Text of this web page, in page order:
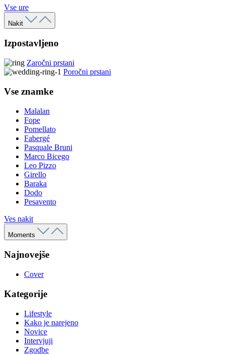
Vse ure
Nakit
Izpostavljeno
Zaročni prstani
Poročni prstani
Vse znamke
Malalan
Fope
Pomellato
Fabergé
Pasquale Bruni
Marco Bicego
Leo Pizzo
Girello
Baraka
Dodo
Pesavento
Ves nakit
Moments
Najnovejše
Cover
Kategorije
Lifestyle
Kako je narejeno
Novice
Intervjuji
Zgodbe